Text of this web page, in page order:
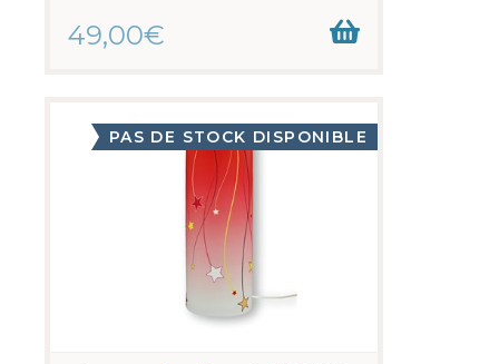
49,00€
PAS DE STOCK DISPONIBLE